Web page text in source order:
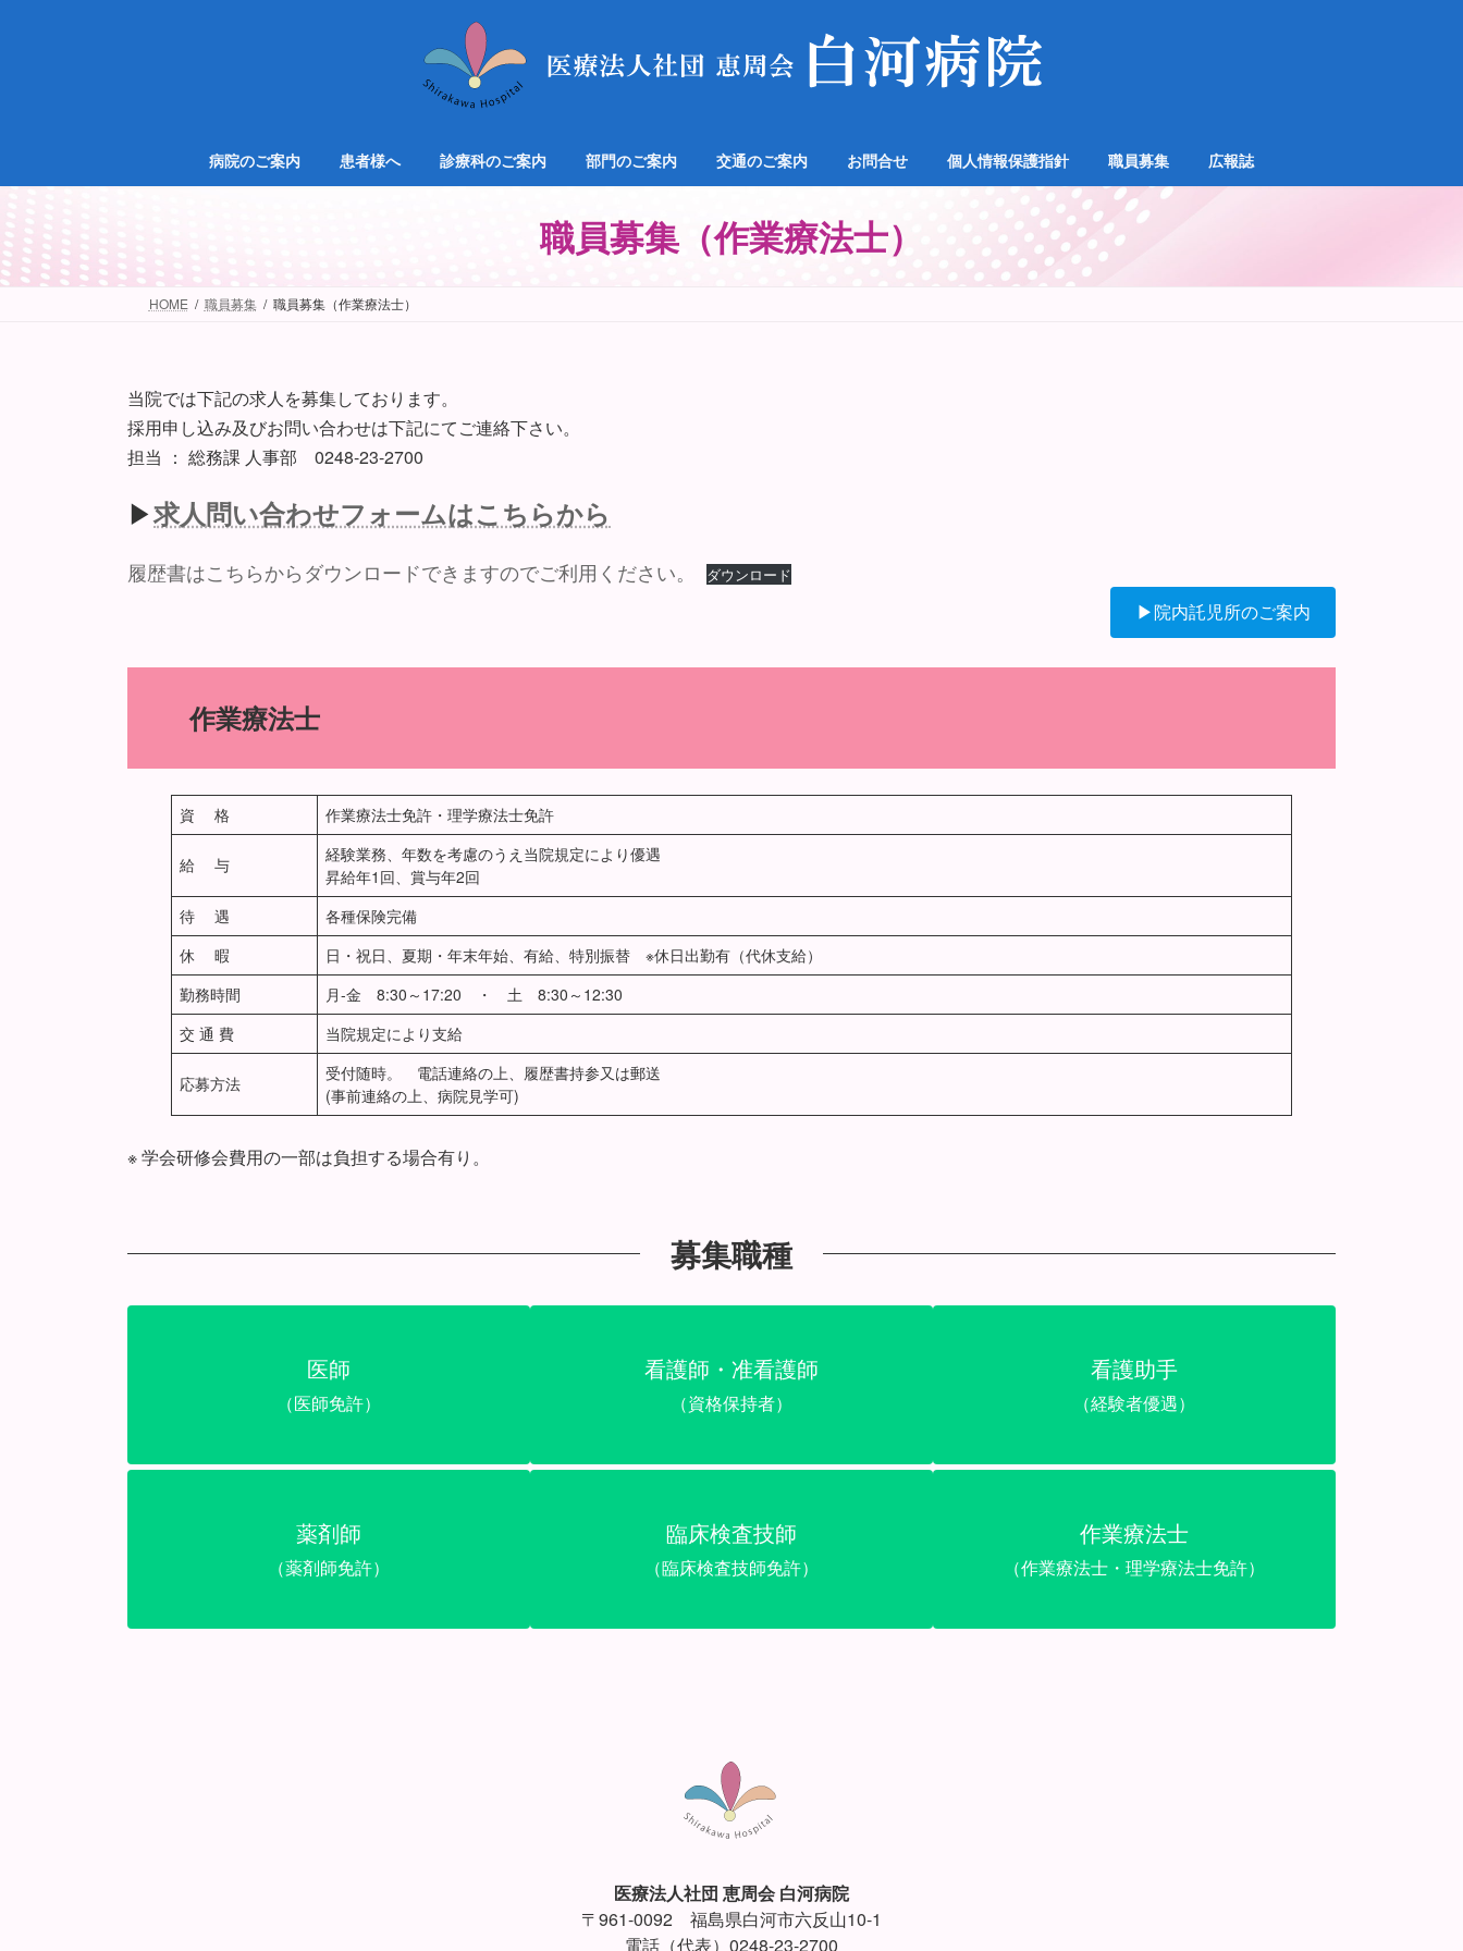
キ
プ
に
動
病院のご案内 患者様へ 診療科のご案内 部門のご案内 交通のご案内 お問合せ 個人情報保護指針 職員募集 広報誌
職員募集（作業療法士）
HOME 職員募集 職員募集（作業療法士）
当院では下記の求人を募集しております。
採用申し込み及びお問い合わせは下記にてご連絡下さい。
担当 ： 総務課 人事部 0248-23-2700
▶求人問い合わせフォームはこちらから
履歴書はこちらからダウンロードできますのでご利用ください。 ダウンロード
▶院内託児所のご案内
作業療法士
資 格 作業療法士免許・理学療法士免許
給 与
経験業務、年数を考慮のうえ当院規定により優遇
昇給年1回、賞与年2回
待 遇
各種保険完備
休 暇
日・祝日、夏期・年末年始、有給、特別振替 ※休日出勤有（代休支給）
勤務時間
月-金 8:30～17:20 ・ 土 8:30～12:30
交 通 費
当院規定により支給
応募方法
受付随時。 電話連絡の上、履歴書持参又は郵送
(事前連絡の上、病院見学可)
※ 学会研修会費用の一部は負担する場合有り。
募集職種
医師
（医師免許）
看護師・准看護師
（資格保持者）
看護助手
（経験者優遇）
薬剤師
（薬剤師免許）
臨床検査技師
（臨床検査技師免許）
作業療法士
（作業療法士・理学療法士免許）
医療法人社団 恵周会 白河病院
〒961-0092 福島県白河市六反山10-1
電話（代表）0248-23-2700